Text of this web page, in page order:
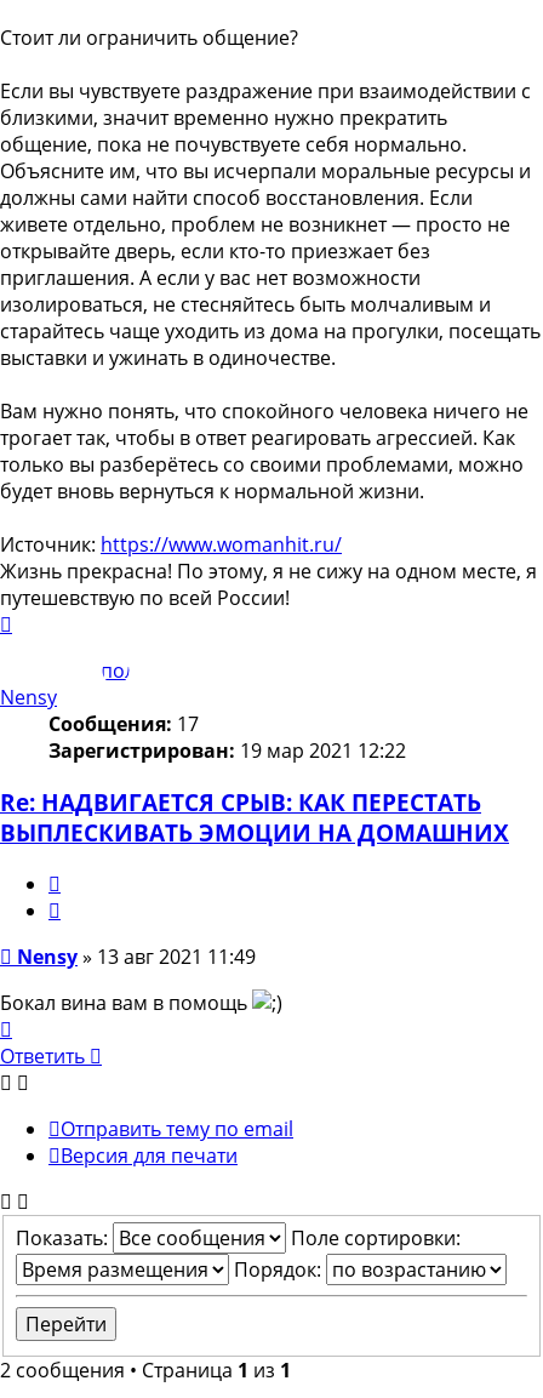
Стоит ли ограничить общение?
Если вы чувствуете раздражение при взаимодействии с
близкими, значит временно нужно прекратить
общение, пока не почувствуете себя нормально.
Объясните им, что вы исчерпали моральные ресурсы и
должны сами найти способ восстановления. Если
живете отдельно, проблем не возникнет — просто не
открывайте дверь, если кто-то приезжает без
приглашения. А если у вас нет возможности
изолироваться, не стесняйтесь быть молчаливым и
старайтесь чаще уходить из дома на прогулки, посещать
выставки и ужинать в одиночестве.
Вам нужно понять, что спокойного человека ничего не
трогает так, чтобы в ответ реагировать агрессией. Как
только вы разберётесь со своими проблемами, можно
будет вновь вернуться к нормальной жизни.
Источник: https://www.womanhit.ru/
Жизнь прекрасна! По этому, я не сижу на одном месте, я
путешевствую по всей России!
Nensy
Сообщения: 17
Зарегистрирован: 19 мар 2021 12:22
Re: НАДВИГАЕТСЯ СРЫВ: КАК ПЕРЕСТАТЬ
ВЫПЛЕСКИВАТЬ ЭМОЦИИ НА ДОМАШНИХ
Сообщение
Nensy» 13 авг 2021 11:49
Бокал вина вам в помощь
к
началу
Ответить
Отправить тему по email
Версия для печати
Показать:
Поле сортировки:
Порядок:
2 сообщения • Страница 1 из 1